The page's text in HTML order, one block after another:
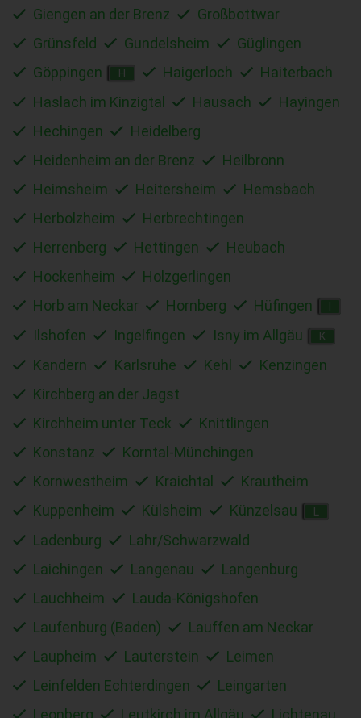
Giengen an der Brenz
Großbottwar
Grünsfeld
Gundelsheim
Güglingen
Göppingen
H Haigerloch
Haiterbach
Haslach im Kinzigtal
Hausach
Hayingen
Hechingen
Heidelberg
Heidenheim an der Brenz
Heilbronn
Heimsheim
Heitersheim
Hemsbach
Herbolzheim
Herbrechtingen
Herrenberg
Hettingen
Heubach
Hockenheim
Holzgerlingen
Horb am Neckar
Hornberg Hüfingen
Ilshofen Ingelfingen Isny im Allgäu K
Kandern Karlsruhe Kehl
Kenzingen
Kirchberg an der Jagst
Kirchheim unter Teck
Knittlingen
Konstanz
Korntal-Münchingen
Kornwestheim
Kraichtal
Krautheim
Kuppenheim
Külsheim Künzelsau
Ladenburg
Lahr/Schwarzwald
Laichingen
Langenau
Langenburg
Lauchheim
Lauda-Königshofen
Laufenburg (Baden)
Lauffen am Neckar
Laupheim
Lauterstein
Leimen
Leinfelden Echterdingen
Leingarten
Leonberg
Leutkirch im Allgäu Lichtenau